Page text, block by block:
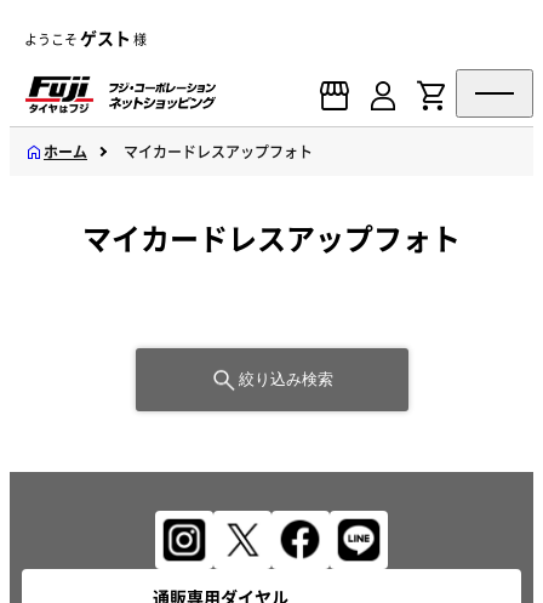
ようこそゲスト 様
ホーム マイカードレスアップフォト
マイカードレスアップフォト
絞り込み検索
通販専用ダイヤル